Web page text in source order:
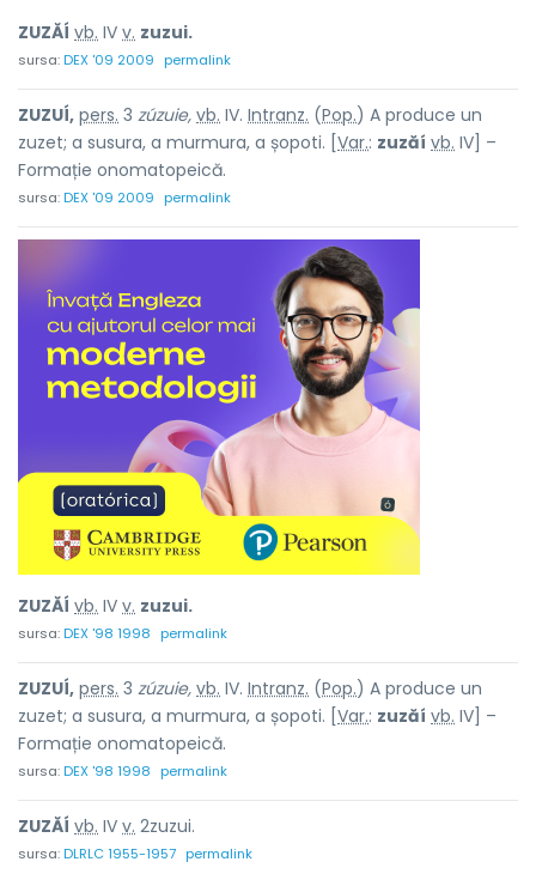
ZUZĂÍ vb. IV v. zuzui.
sursa:DEX '09 2009 permalink
ZUZUÍ, pers. 3 zúzuie, vb. IV. Intranz. (Pop.) A produce un
zuzet; a susura, a murmura, a șopoti. [ Var.: zuzăí vb. IV] –
Formație onomatopeică.
sursa:DEX '09 2009 permalink
ZUZĂÍ vb. IV v. zuzui.
sursa:DEX '98 1998 permalink
ZUZUÍ, pers. 3 zúzuie, vb. IV. Intranz. (Pop.) A produce un
zuzet; a susura, a murmura, a șopoti. [ Var.: zuzăí vb. IV] –
Formație onomatopeică.
sursa:DEX '98 1998 permalink
ZUZĂÍ vb. IV v. 2zuzui.
sursa:DLRLC 1955-1957 permalink